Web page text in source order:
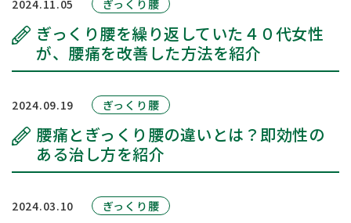
2024.11.05 ぎっくり腰
ぎっくり腰を繰り返していた４０代女性
が、腰痛を改善した方法を紹介
2024.09.19 ぎっくり腰
腰痛とぎっくり腰の違いとは？即効性の
ある治し方を紹介
2024.03.10 ぎっくり腰